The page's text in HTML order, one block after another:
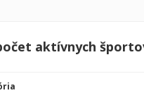
aktívnych